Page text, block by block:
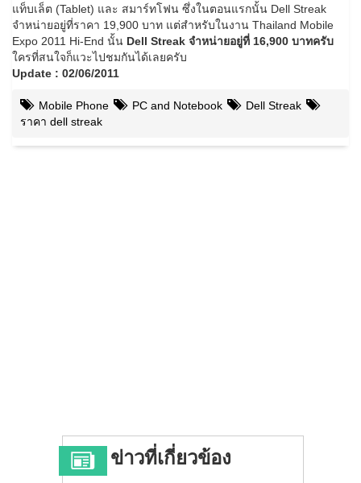
แท็บเล็ต (Tablet) และ สมาร์ทโฟน ซึ่งในตอนแรกนั้น Dell Streak
จำหน่ายอยู่ที่ราคา 19,900 บาท แต่สำหรับในงาน Thailand Mobile
Expo 2011 Hi-End นั้น Dell Streak จำหน่ายอยู่ที่ 16,900 บาทครับ
ใครที่สนใจก็แวะไปชมกันได้เลยครับ
Update : 02/06/2011
Mobile Phone PC and Notebook
Dell Streak
ราคา dell streak
ข่าวที่เกี่ยวข้อง